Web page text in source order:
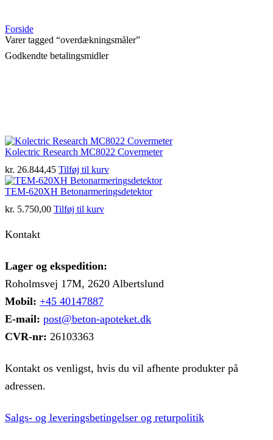
Forside
Varer tagged “overdækningsmåler”
Godkendte betalingsmidler
Kolectric Research MC8022 Covermeter
kr. 26.844,45 Tilføj til kurv
TEM-620XH Betonarmeringsdetektor
kr. 5.750,00 Tilføj til kurv
Kontakt
Lager og ekspedition:
Roholmsvej 17M, 2620 Albertslund
Mobil: +45 40147887
E-mail: post@beton-apoteket.dk
CVR-nr: 26103363
Kontakt os venligst, hvis du vil afhente produkter på
adressen.
Salgs- og leveringsbetingelser og returpolitik